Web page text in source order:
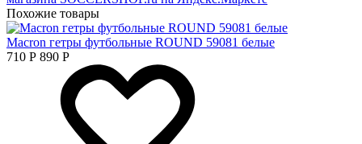
Похожие товары
Macron гетры футбольные ROUND 59081 белые
710 Р 890 Р